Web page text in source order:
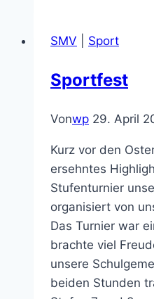
SMV Sport
Sportfest
Vonwp 29. April
Kurz vor den
ersehntes
Stufenturnier
organisiert von
Das Turnier war
brachte viel
unsere
beiden Stunden